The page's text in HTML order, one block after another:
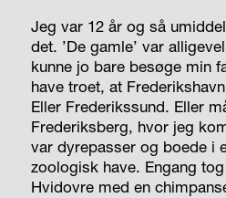
Jeg var 12 år og så
det. ’De gamle’ var
kunne jo bare besøge min
have troet, at
Eller Frederikssund. Eller
Frederiksberg, hvor jeg
var dyrepasser og boede i
zoologisk have. Engang
Hvidovre med en